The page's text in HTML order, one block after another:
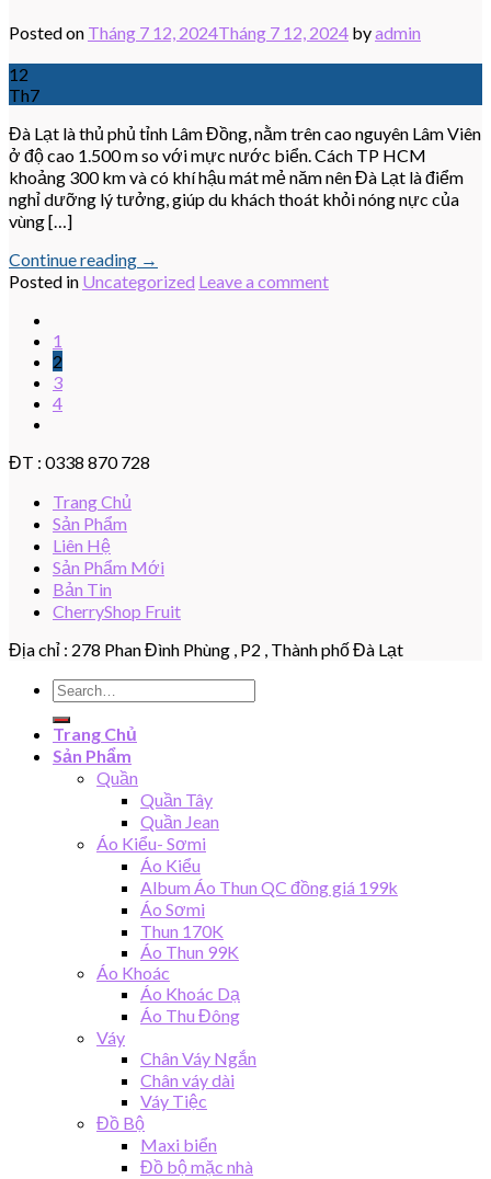
Posted on Tháng 7 12, 2024Tháng 7 12, 2024 byadmin
12
Th7
Đà Lạt là thủ phủ tỉnh Lâm Đồng, nằm trên cao nguyên Lâm Viên
ở độ cao 1.500 m so với mực nước biển. Cách TP HCM
khoảng 300 km và có khí hậu mát mẻ năm nên Đà Lạt là điểm
nghỉ dưỡng lý tưởng, giúp du khách thoát khỏi nóng nực của
vùng […]
Continue reading →
Posted in Uncategorized Leave a comment
1
2
3
4
ĐT : 0338 870 728
Trang Chủ
Sản Phẩm
Liên Hệ
Sản Phẩm Mới
Bản Tin
CherryShop Fruit
Địa chỉ : 278 Phan Đình Phùng , P2 , Thành phố Đà Lạt
Search
for:
Trang Chủ
Sản Phẩm
Quần
Quần Tây
Quần Jean
Áo Kiểu- Sơmi
Áo Kiểu
Album Áo Thun QC đồng giá 199k
Áo Sơmi
Thun 170K
Áo Thun 99K
Áo Khoác
Áo Khoác Dạ
Áo Thu Đông
Váy
Chân Váy Ngắn
Chân váy dài
Váy Tiệc
Đồ Bộ
Maxi biển
Đồ bộ mặc nhà